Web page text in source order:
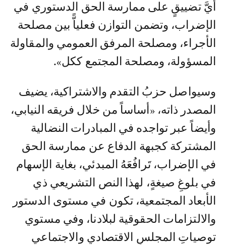
أيَّ تضييقٍ على ممارسة الحق الدستوري في
الإضراب، وتضمن التوازن فعلياًّ بين مصلحة
الأجراء، ومصلحة المرفق العمومي والمقاولة
المسؤولة، ومصلحة المجتمع ككل».
وسيواصل حزبُ التقدم والاشتراكية، يضيف
المصدر ذاته، «أساساً من خلال فريقه النيابي،
وأيضاً عبر تواجده في المبادرات النضالية
المشتركة كجبهة الدفاع عن ممارسة الحق
في الإضراب، تَرافُعَهُ المبدئي، بغاية الإسهام
في بلوغِ صيغةٍ، لهذا النص التشريعي ذي
الأبعاد المجتمعية، تكون في مستوى الدستور
والالتزامات الحقوقية لبلادنا، وفي مستوي
توصياتِ المجلسِ الاقتصادي والاجتماعي